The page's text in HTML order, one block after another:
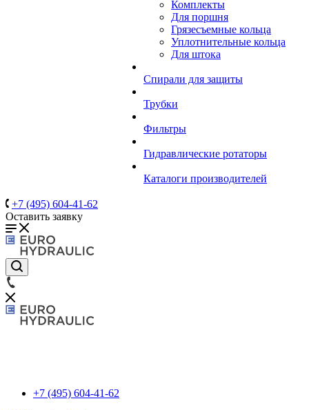
Комплекты
Для поршня
Грязесъемные кольца
Уплотнительные кольца
Для штока
Спирали для защиты
Трубки
Фильтры
Гидравлические ротаторы
Каталоги производителей
+7 (495) 604-41-62
Оставить заявку
+7 (495) 604-41-62